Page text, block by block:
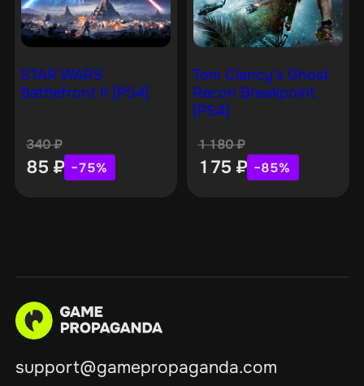
STAR WARS
Battlefront II [PS4]
340₽
85 ₽ −75%
Tom Clancy’s Ghost
Recon Breakpoint
[PS4]
1 180₽
175 ₽ −85%
support@gamepropaganda.com